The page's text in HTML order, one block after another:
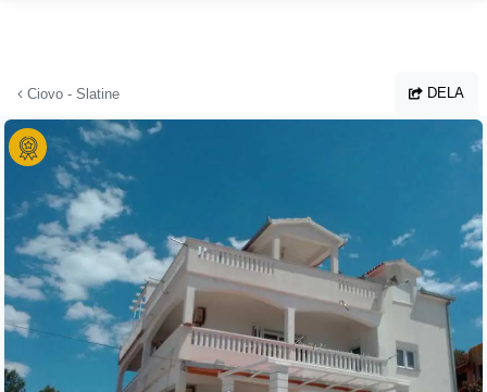
Ciovo - Slatine DELA